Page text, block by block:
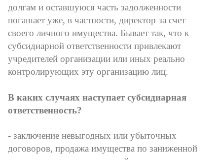
долгам и оставшуюся часть задолженности
погашает уже, в частности, директор за счет
своего личного имущества. Бывает так, что к
субсидиарной ответственности привлекают
учредителей организации или иных реально
контролирующих эту организацию лиц.
В каких случаях наступает субсидиарная
ответственность?
- заключение невыгодных или убыточных
договоров, продажа имущества по заниженной